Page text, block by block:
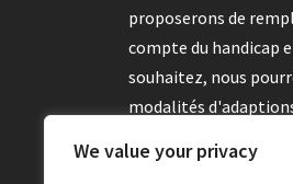
We value your privacy
proposerons de
compte du handicap
souhaitez, nous
modalités
pédagogique.
En